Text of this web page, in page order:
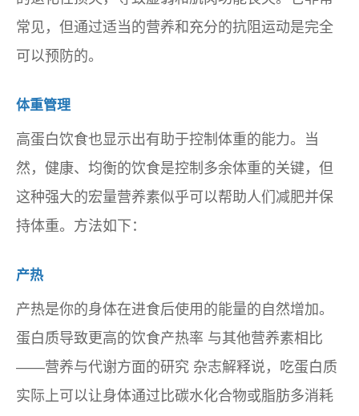
常见，但通过适当的营养和充分的抗阻运动是完全
可以预防的。
体重管理
高蛋白饮食也显示出有助于控制体重的能力。当
然，健康、均衡的饮食是控制多余体重的关键，但
这种强大的宏量营养素似乎可以帮助人们减肥并保
持体重。方法如下：
产热
产热是你的身体在进食后使用的能量的自然增加。
蛋白质导致更高的饮食产热率 与其他营养素相比
——营养与代谢方面的研究 杂志解释说，吃蛋白质
实际上可以让身体通过比碳水化合物或脂肪多消耗